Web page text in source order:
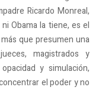
Ricardo Monreal,
Obama la tiene, es el
que presumen una
magistrados y
y simulación,
el poder y no